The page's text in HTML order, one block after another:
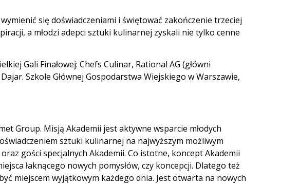
się doświadczeniami i świętować zakończenie trzeciej
a młodzi adepci sztuki kulinarnej zyskali nie tylko cenne
Gali Finałowej: Chefs Culinar, Rational AG (główni
Szkole Głównej Gospodarstwa Wiejskiego w Warszawie,
Group. Misją Akademii jest aktywne wsparcie młodych
sztuki kulinarnej na najwyższym możliwym
gości specjalnych Akademii. Co istotne, koncept Akademii
łaknącego nowych pomysłów, czy koncepcji. Dlatego też
miejscem wyjątkowym każdego dnia. Jest otwarta na nowych